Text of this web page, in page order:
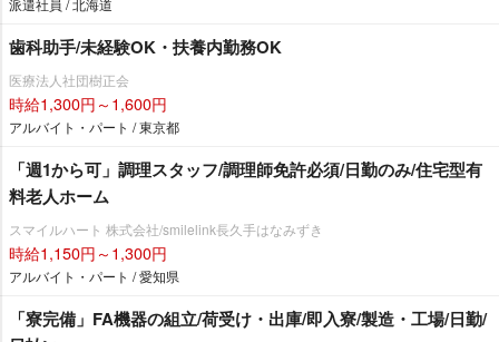
歯科助手/未経験OK・扶養内勤務OK
医療法人社団樹正会
時給1,300円～1,600円
アルバイト・パート / 東京都
「週1から可」調理スタッフ/調理師免許必須/日勤のみ/住宅型有
料老人ホーム
スマイルハート 株式会社/smilelink長久手はなみずき
時給1,150円～1,300円
アルバイト・パート / 愛知県
「寮完備」FA機器の組立/荷受け・出庫/即入寮/製造・工場/日勤/